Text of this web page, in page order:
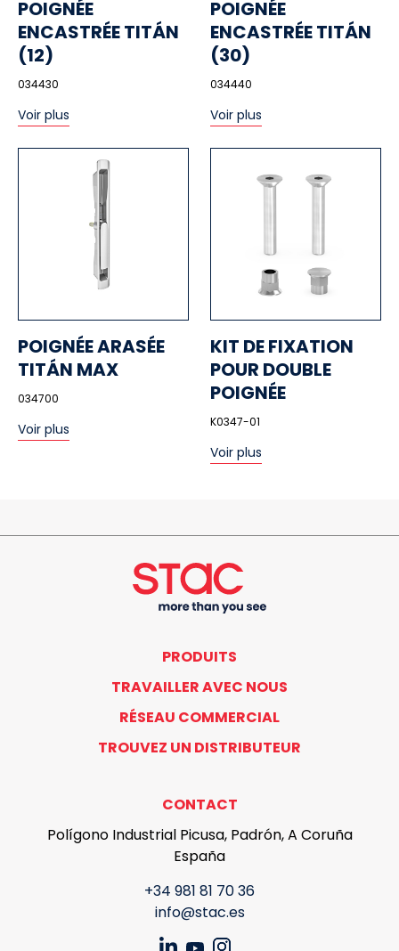
POIGNÉE
ENCASTRÉE TITÁN
(12)
034430
Voir plus
POIGNÉE
ENCASTRÉE TITÁN
(30)
034440
Voir plus
POIGNÉE ARASÉE
TITÁN MAX
034700
Voir plus
KIT DE FIXATION
POUR DOUBLE
POIGNÉE
K0347-01
Voir plus
PRODUITS
TRAVAILLER AVEC NOUS
RÉSEAU COMMERCIAL
TROUVEZ UN DISTRIBUTEUR
CONTACT
Polígono Industrial Picusa, Padrón, A Coruña
España
+34 981 81 70 36
info@stac.es